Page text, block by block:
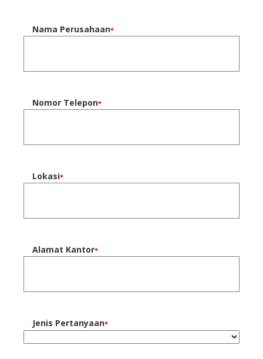
Nama Perusahaan*
Nomor Telepon*
Lokasi*
Alamat Kantor*
Jenis Pertanyaan*